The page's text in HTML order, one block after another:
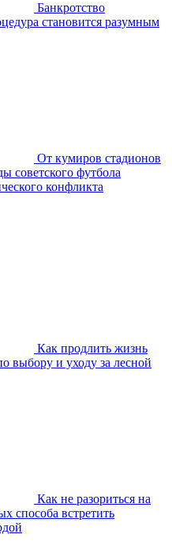
Банкротство
становится разумным
От кумиров стадионов
советского футбола
конфликта
Как продлить жизнь
выбору и уходу за лесной
Как не разориться на
способа встретить